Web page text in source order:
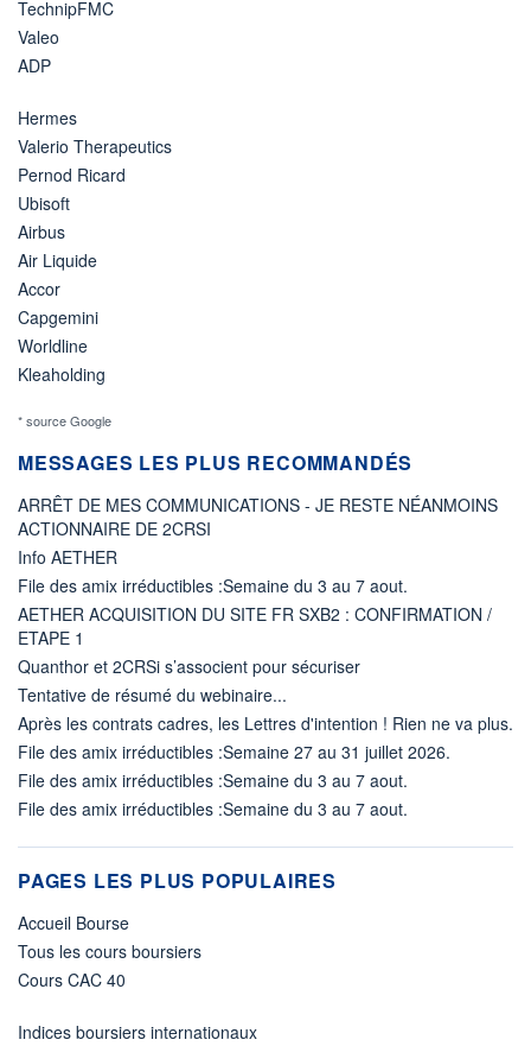
TechnipFMC
Valeo
ADP
Hermes
Valerio Therapeutics
Pernod Ricard
Ubisoft
Airbus
Air Liquide
Accor
Capgemini
Worldline
Kleaholding
* source Google
MESSAGES LES PLUS RECOMMANDÉS
ARRÊT DE MES COMMUNICATIONS - JE RESTE NÉANMOINS
ACTIONNAIRE DE 2CRSI
Info AETHER
File des amix irréductibles :Semaine du 3 au 7 aout.
AETHER ACQUISITION DU SITE FR SXB2 : CONFIRMATION /
ETAPE 1
Quanthor et 2CRSi s’associent pour sécuriser
Tentative de résumé du webinaire...
Après les contrats cadres, les Lettres d'intention ! Rien ne va plus.
File des amix irréductibles :Semaine 27 au 31 juillet 2026.
File des amix irréductibles :Semaine du 3 au 7 aout.
File des amix irréductibles :Semaine du 3 au 7 aout.
PAGES LES PLUS POPULAIRES
Accueil Bourse
Tous les cours boursiers
Cours CAC 40
Indices boursiers internationaux